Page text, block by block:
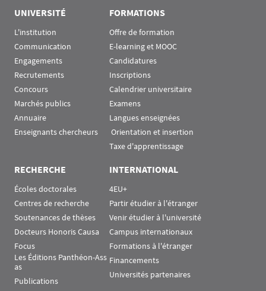
UNIVERSITÉ
L'institution
Communication
Engagements
Recrutements
Concours
Marchés publics
Annuaire
Enseignants chercheurs
FORMATIONS
Offre de formation
E-learning et MOOC
Candidatures
Inscriptions
Calendrier universitaire
Examens
Langues enseignées
Orientation et insertion
Taxe d'apprentissage
RECHERCHE
Écoles doctorales
Centres de recherche
Soutenances de thèses
Docteurs Honoris Causa
Focus
Les Éditions Panthéon-Ass
as
Publications
INTERNATIONAL
4EU+
Partir étudier à l'étranger
Venir étudier à l'université
Campus internationaux
Formations à l'étranger
Financements
Universités partenaires